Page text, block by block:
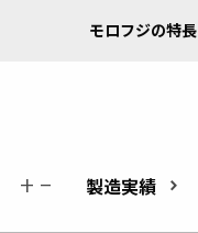
モロフジの特長
add_2 remove 製造実績 keyboard_arrow_right